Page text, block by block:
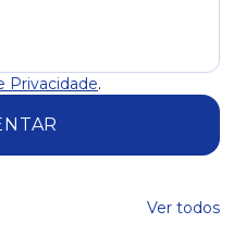
Privacidade.
Ver todos